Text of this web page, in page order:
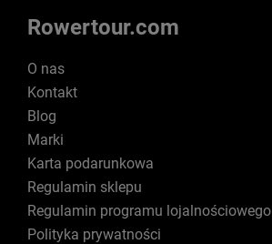
Rowertour.com
O nas
Kontakt
Blog
Marki
Karta podarunkowa
Regulamin sklepu
Regulamin programu lojalnościowego
Polityka prywatności